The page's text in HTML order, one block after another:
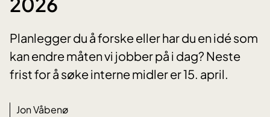
Planlegger du å forske eller har du en idé som
kan endre måten vi jobber på i dag? Neste
frist for å søke interne midler er 15. april.
Jon Våbenø